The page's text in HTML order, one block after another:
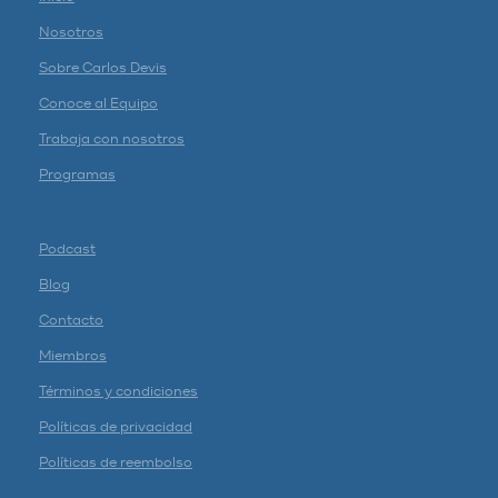
Nosotros
Sobre Carlos Devis
Conoce al Equipo
Trabaja con nosotros
Programas
Podcast
Blog
Contacto
Miembros
Términos y condiciones
Políticas de privacidad
Políticas de reembolso